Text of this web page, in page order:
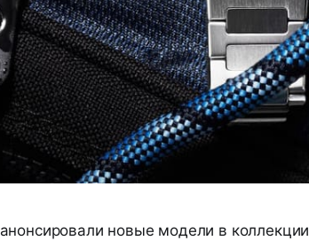
анонсировали новые модели в коллекции